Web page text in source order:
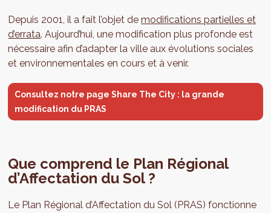
Depuis 2001, il a fait l’objet demodifications partielles et
d’errata. Aujourd’hui, une modification plus profonde est
nécessaire afin d’adapter la ville aux évolutions sociales
et environnementales en cours et à venir.
Consultez notre page Share The City : la grande
modification du PRAS
Que comprend le Plan Régional
d’Affectation du Sol ?
Le Plan Régional d’Affectation du Sol (PRAS) fonctionne